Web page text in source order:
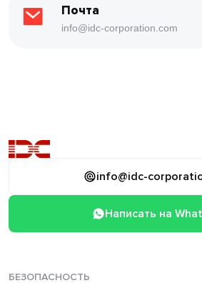
Почта
info@idc-corporation.com
info@idc-
Написать на
БЕЗОПАСНОСТЬ